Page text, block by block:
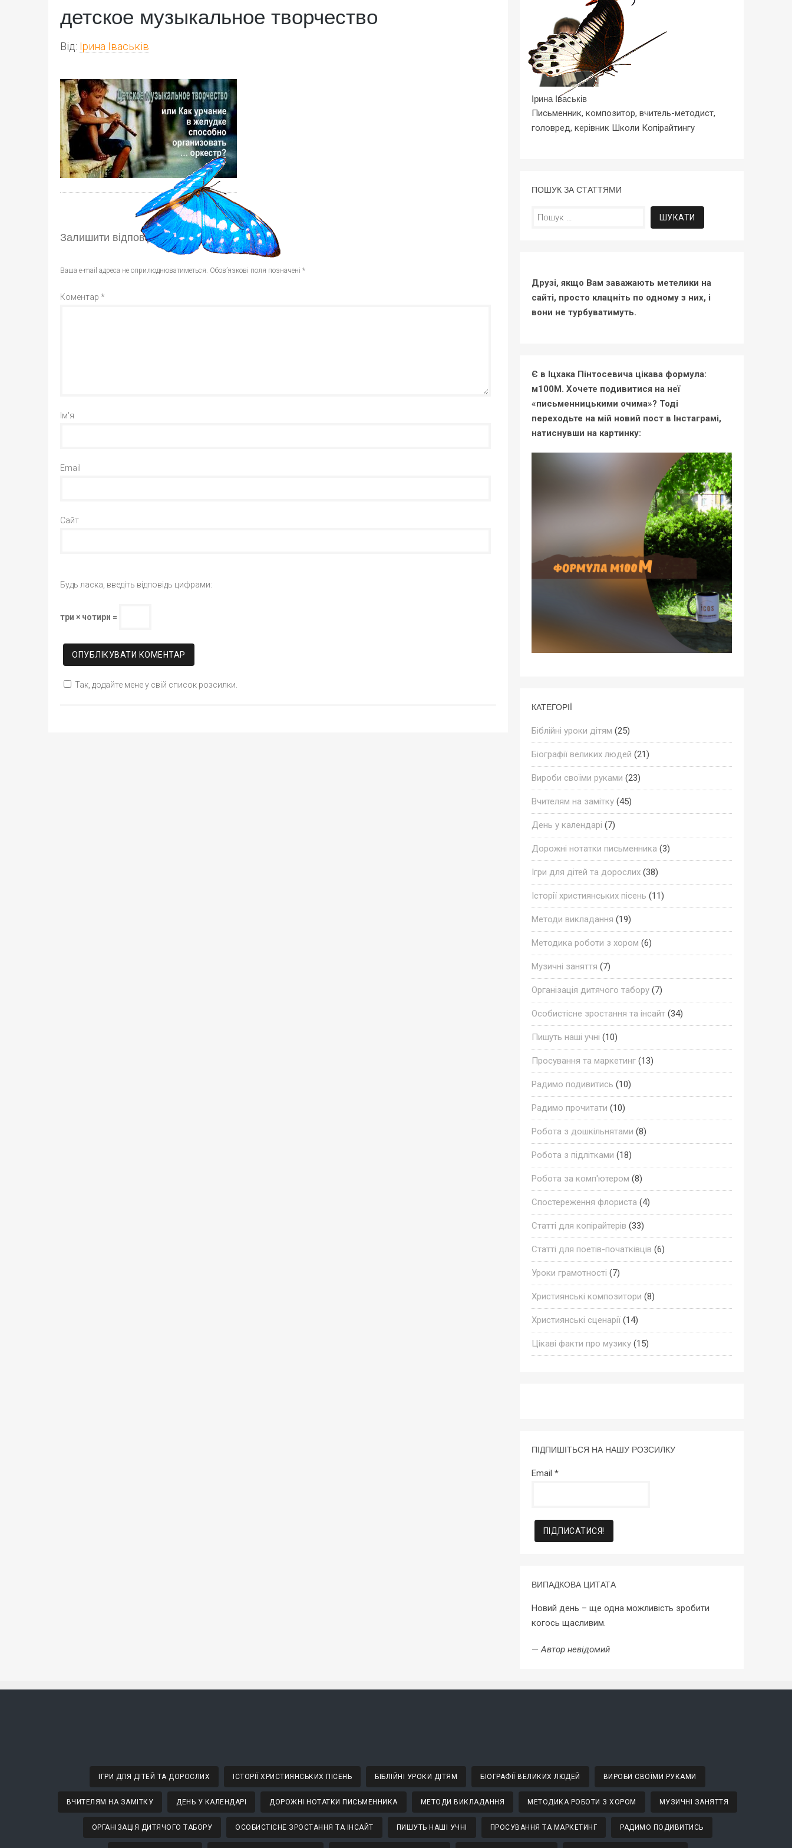
детское музыкальное творчество
Від: Ірина Іваськів
Залишити відповідь
Ваша e-mail адреса не оприлюднюватиметься. Обов’язкові поля позначені *
Коментар *
Ім'я
Email
Сайт
Будь ласка, введіть відповідь цифрами:
три × чотири =
Так, додайте мене у свій список розсилки.
Ірина Іваськів
Письменник, композитор, вчитель-методист,
головред, керівник Школи Копірайтингу
ПОШУК ЗА СТАТТЯМИ
Пошук:
Друзі, якщо Вам заважають метелики на
сайті, просто клацніть по одному з них, і
вони не турбуватимуть.
Є в Іцхака Пінтосевича цікава формула:
м100М. Хочете подивитися на неї
«письменницькими очима»? Тоді
переходьте на мій новий пост в Інстаграмі,
натиснувши на картинку:
КАТЕГОРІЇ
Біблійні уроки дітям (25)
Біографії великих людей (21)
Вироби своїми руками (23)
Вчителям на замітку(45)
День у календарі (7)
Дорожні нотатки письменника (3)
Ігри для дітей та дорослих(38)
Історії християнських пісень (11)
Методи викладання (19)
Методика роботи з хором (6)
Музичні заняття (7)
Організація дитячого табору(7)
Особистісне зростання та інсайт(34)
Пишуть наші учні (10)
Просування та маркетинг(13)
Радимо подивитись (10)
Радимо прочитати (10)
Робота з дошкільнятами (8)
Робота з підлітками (18)
Робота за комп'ютером (8)
Спостереження флориста (4)
Статті для копірайтерів (33)
Статті для поетів-початківців (6)
Уроки грамотності (7)
Християнські композитори (8)
Християнські сценарії(14)
Цікаві факти про музику(15)
ПІДПИШІТЬСЯ НА НАШУ РОЗСИЛКУ
Email *
ВИПАДКОВА ЦИТАТА
Новий день – ще одна можливість зробити
когось щасливим.
—Автор невідомий
ІГРИ ДЛЯ ДІТЕЙ ТА ДОРОСЛИХ ІСТОРІЇ ХРИСТИЯНСЬКИХ ПІСЕНЬ БІБЛІЙНІ УРОКИ ДІТЯМ БІОГРАФІЇ ВЕЛИКИХ ЛЮДЕЙ ВИРОБИ СВОЇМИ РУКАМИ
ВЧИТЕЛЯМ НА ЗАМІТКУ ДЕНЬ У КАЛЕНДАРІ ДОРОЖНІ НОТАТКИ ПИСЬМЕННИКА МЕТОДИ ВИКЛАДАННЯ МЕТОДИКА РОБОТИ З ХОРОМ МУЗИЧНІ ЗАНЯТТЯ
ОРГАНІЗАЦІЯ ДИТЯЧОГО ТАБОРУ ОСОБИСТІСНЕ ЗРОСТАННЯ ТА ІНСАЙТ ПИШУТЬ НАШІ УЧНІ ПРОСУВАННЯ ТА МАРКЕТИНГ РАДИМО ПОДИВИТИСЬ